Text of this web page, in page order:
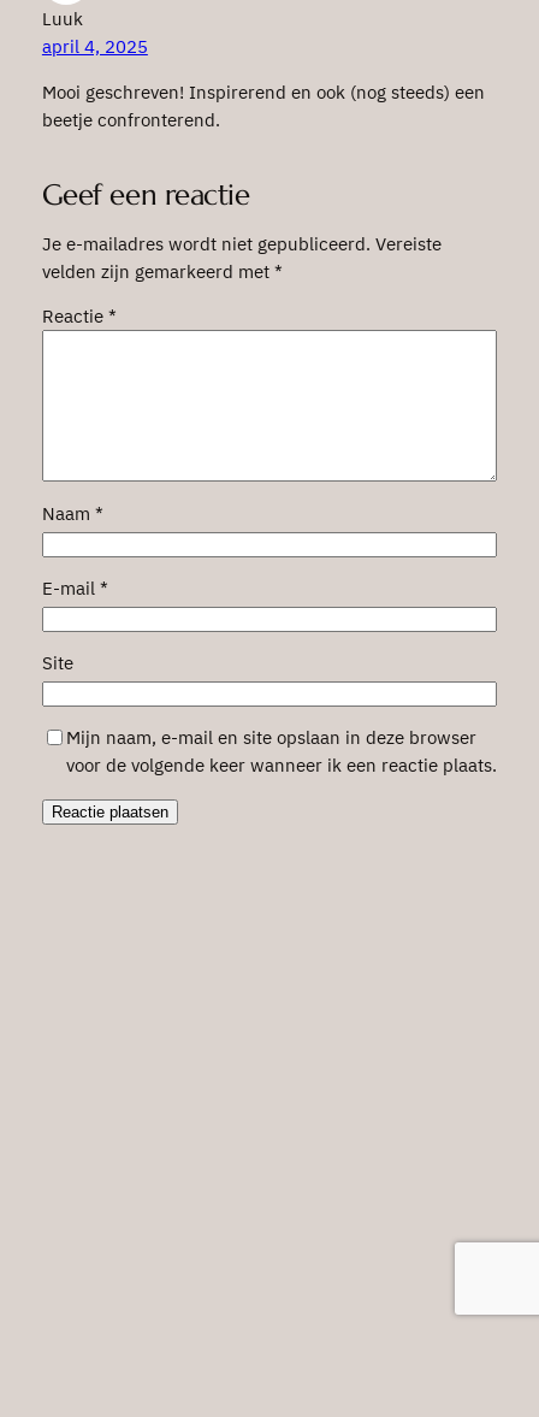
Luuk
april 4, 2025
Mooi geschreven! Inspirerend en ook (nog steeds) een
beetje confronterend.
Geef een reactie
Je e-mailadres wordt niet gepubliceerd. Vereiste
velden zijn gemarkeerd met *
Reactie *
Naam *
E-mail *
Site
Mijn naam, e-mail en site opslaan in deze browser
voor de volgende keer wanneer ik een reactie plaats.